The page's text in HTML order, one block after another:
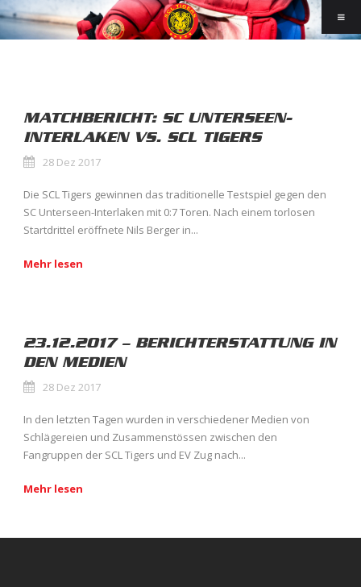
MATCHBERICHT: SC UNTERSEEN-
INTERLAKEN VS. SCL TIGERS
28 Dez 2017
Die SCL Tigers gewinnen das traditionelle Testspiel gegen den
SC Unterseen-Interlaken mit 0:7 Toren. Nach einem torlosen
Startdrittel eröffnete Nils Berger in...
Mehr lesen
23.12.2017 – BERICHTERSTATTUNG IN
DEN MEDIEN
28 Dez 2017
In den letzten Tagen wurden in verschiedener Medien von
Schlägereien und Zusammenstössen zwischen den
Fangruppen der SCL Tigers und EV Zug nach...
Mehr lesen